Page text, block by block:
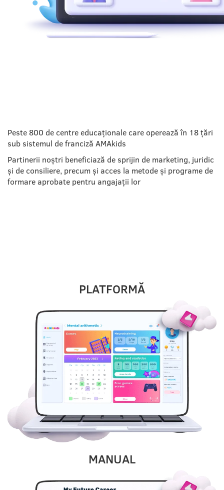
Peste 800 de centre educaționale care operează în 18 țări
sub sistemul de franciză AMAkids
Partinerii noștri beneficiază de sprijin de marketing, juridic
și de consiliere, precum și acces la metode și programe de
formare aprobate pentru angajații lor
PLATFORMĂ
MANUAL